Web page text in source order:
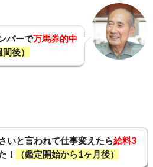
バーで万馬券的中
後）
いと言われて仕事変えたら給料3
！ （鑑定開始から1ヶ月後）